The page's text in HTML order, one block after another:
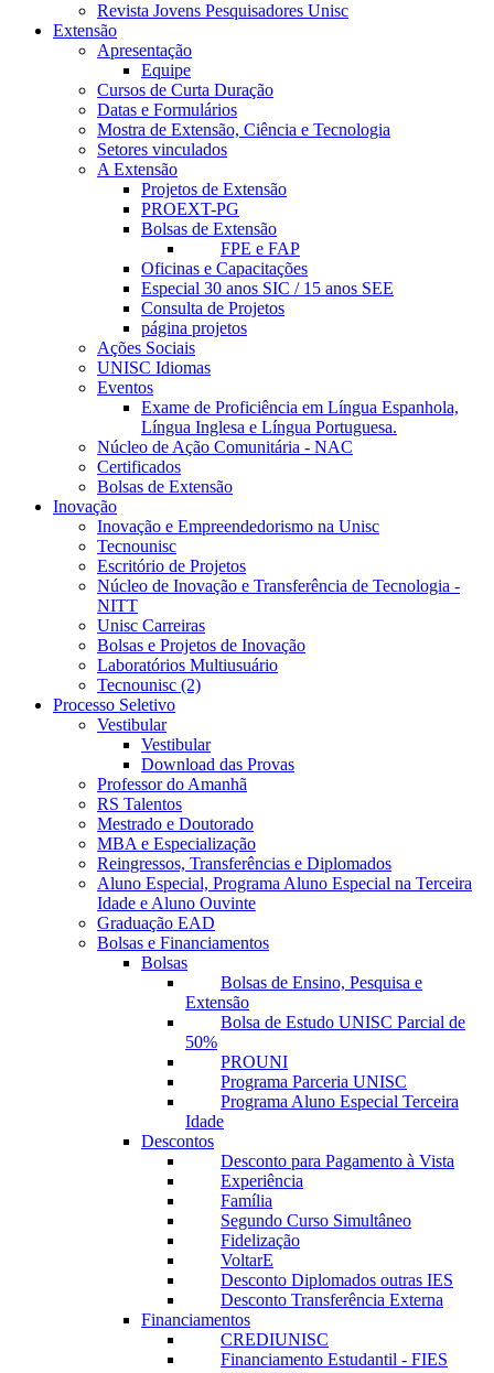
Revista Jovens Pesquisadores Unisc
Extensão
Apresentação
Equipe
Cursos de Curta Duração
Datas e Formulários
Mostra de Extensão, Ciência e Tecnologia
Setores vinculados
A Extensão
Projetos de Extensão
PROEXT-PG
Bolsas de Extensão
FPE e FAP
Oficinas e Capacitações
Especial 30 anos SIC / 15 anos SEE
Consulta de Projetos
página projetos
Ações Sociais
UNISC Idiomas
Eventos
Exame de Proficiência em Língua Espanhola,
Língua Inglesa e Língua Portuguesa.
Núcleo de Ação Comunitária - NAC
Certificados
Bolsas de Extensão
Inovação
Inovação e Empreendedorismo na Unisc
Tecnounisc
Escritório de Projetos
Núcleo de Inovação e Transferência de Tecnologia -
NITT
Unisc Carreiras
Bolsas e Projetos de Inovação
Laboratórios Multiusuário
Tecnounisc (2)
Processo Seletivo
Vestibular
Vestibular
Download das Provas
Professor do Amanhã
RS Talentos
Mestrado e Doutorado
MBA e Especialização
Reingressos, Transferências e Diplomados
Aluno Especial, Programa Aluno Especial na Terceira
Idade e Aluno Ouvinte
Graduação EAD
Bolsas e Financiamentos
Bolsas
Bolsas de Ensino, Pesquisa e
Extensão
Bolsa de Estudo UNISC Parcial de
50%
PROUNI
Programa Parceria UNISC
Programa Aluno Especial Terceira
Idade
Descontos
Desconto para Pagamento à Vista
Experiência
Família
Segundo Curso Simultâneo
Fidelização
VoltarE
Desconto Diplomados outras IES
Desconto Transferência Externa
Financiamentos
CREDIUNISC
Financiamento Estudantil - FIES